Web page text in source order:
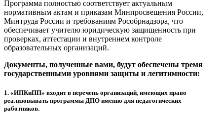
Программа полностью соответствует актуальным
нормативным актам и приказам Минпросвещения России,
Минтруда России и требованиям Рособрнадзора, что
обеспечивает учителю юридическую защищенность при
проверках, аттестации и внутреннем контроле
образовательных организаций.
Документы, полученные вами, будут обеспечены тремя
государственными уровнями защиты и легитимности:
1. «ИПКиПП» входит в перечень организаций, имеющих право
реализовывать программы ДПО именно для педагогических
работников.